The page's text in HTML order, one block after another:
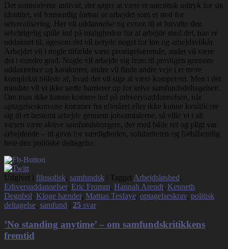
Det senmoderne individ, der søger at være et autentisk udtryk for sin
identitet, vil formentlig fortsat se arbejdet som et sted for
selvrealisering. Her vil uddannelse og evnen til at forvalte den
selvfølgelig spille ind på muligheden for at arbejde med det, han er
uddannet til, ligesom det vil betyde noget for løn og arbejdsvilkår.
Arbejdet vil i nogle tilfælde være prestigebærende, andet vil være
det i mindre grad. Nogle vil arbejde sig frem til prestigen gennem
uddannelser og karakterer, andre vil finde andre veje i et mere
komplekst billede af, hvad det vil sige at være kompetent. Men i det
mindste vil vi ikke sætte barrierer op for selve samfundsdeltagelsen.
Om man ikke kunne komme ind på erhvervsuddannelsen, når
optagelseskravene kommer fra efteråret eller ikke kunne kvalificere
sig til et bestemt arbejde gennem jobsamtalerne, så ville vi i alt
væsen være aktive samfundsborgere, der med både ret og pligt var
arbejdende – til gavn for værdigheden, solidariteten og forhåbentlig
hele den politiske deltagelse.
Udgivet i filosofisk, samfundsk | Tagget Arbejdsløshed,
Erhversuddannelser, Eric Fromm, Hannah Arendt, Kenneth
Degnbol, Kloge hænder, Mattias Tesfaye, optagelseskrav, politisk
deltagelse, samfund | 25 svar
’No standing anytime’ – om samfundskritikkens
fremtid